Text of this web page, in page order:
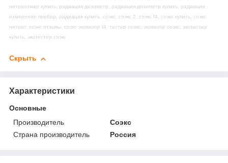
нитратомер купить, радиация дозиметр, радиация дозиметр купить, радиация
измерение прибор, радиация купить, соэкс, соэкс 2, соэкс f4, соэкс купить, соэкс
нитрат, соэкс отзывы, соэкс эковизор f4, тестер соэкс, эковизор соэкс, экотестер
купить, экотестер соэкс
Скрыть
Характеристики
Основные
Производитель
Соэкс
Страна производитель
Россия